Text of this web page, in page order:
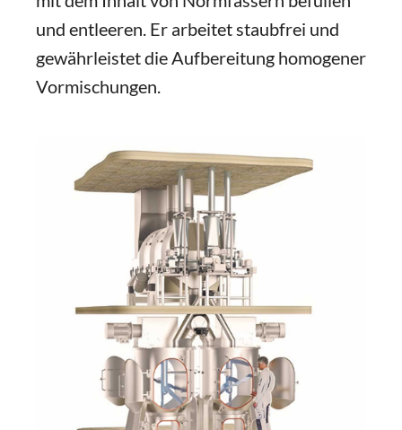
und entleeren. Er arbeitet staubfrei und
gewährleistet die Aufbereitung homogener
Vormischungen.